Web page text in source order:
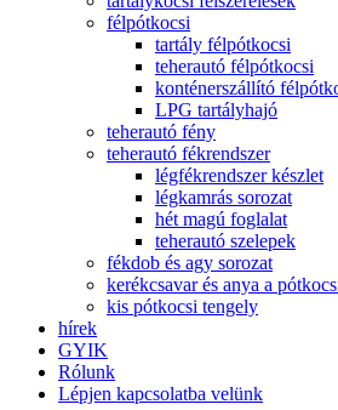
félpótkocsi
tartály félpótkocsi
teherautó félpótkocsi
konténerszállító
LPG tartályhajó
teherautó fény
teherautó fékrendszer
légfékrendszer készlet
légkamrás sorozat
hét magú foglalat
teherautó szelepek
fékdob és agy sorozat
kerékcsavar és anya a
kis pótkocsi tengely
hírek
GYIK
Rólunk
Lépjen kapcsolatba velünk